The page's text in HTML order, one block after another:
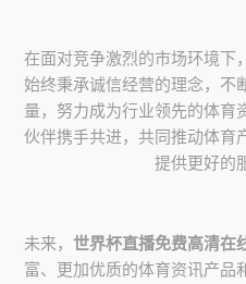
在面对竞争激烈的市场环境下，
始终秉承诚信经营的理念，不
量，努力成为行业领先的体育
伙伴携手共进，共同推动体育
提供更好的
未来， 世界杯直播免费高清在
富、更加优质的体育资讯产品